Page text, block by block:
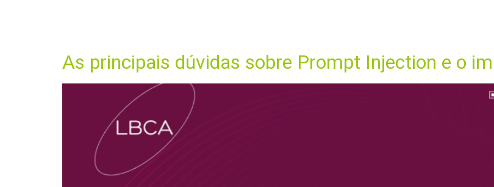
As principais dúvidas sobre Prompt Injection e o